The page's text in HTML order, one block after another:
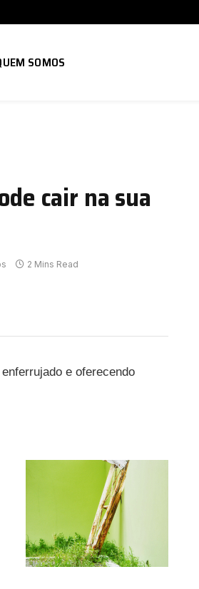
SOMOS
cair na sua
2 Mins Read
e oferecendo